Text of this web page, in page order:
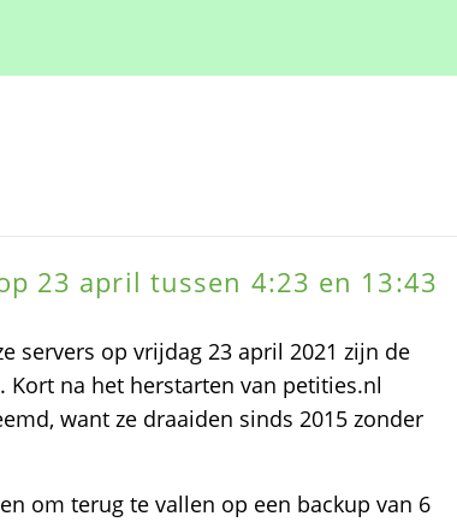
23 april tussen 4:23 en 13:43
servers op vrijdag 23 april 2021 zijn de
Kort na het herstarten van petities.nl
want ze draaiden sinds 2015 zonder
om terug te vallen op een backup van 6